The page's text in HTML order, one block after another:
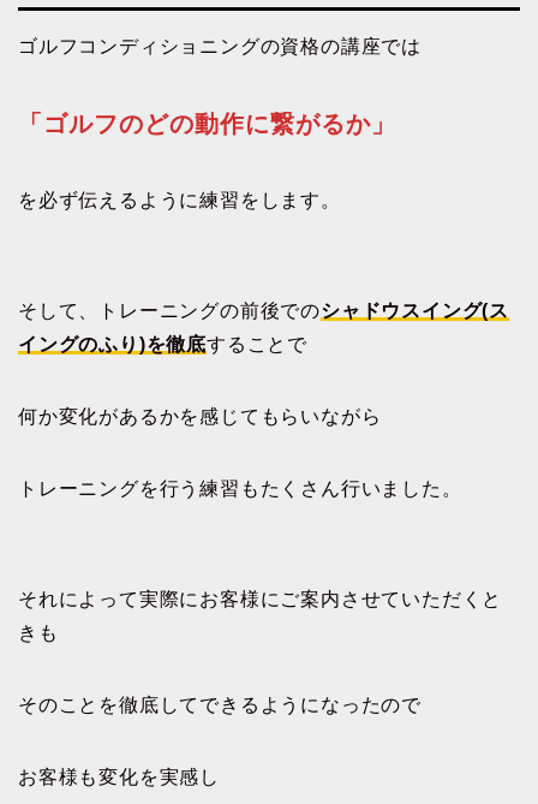
ゴルフコンディショニングの資格の講座では
「ゴルフのどの動作に繋がるか」
を必ず伝えるように練習をします。
そして、トレーニングの前後でのシャドウスイング(ス
イングのふり)を徹底することで
何か変化があるかを感じてもらいながら
トレーニングを行う練習もたくさん行いました。
それによって実際にお客様にご案内させていただくと
きも
そのことを徹底してできるようになったので
お客様も変化を実感し